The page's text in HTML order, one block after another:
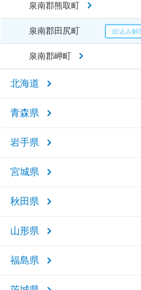
泉南郡熊取町
泉南郡田尻町
泉南郡岬町
北海道
青森県
岩手県
宮城県
秋田県
山形県
福島県